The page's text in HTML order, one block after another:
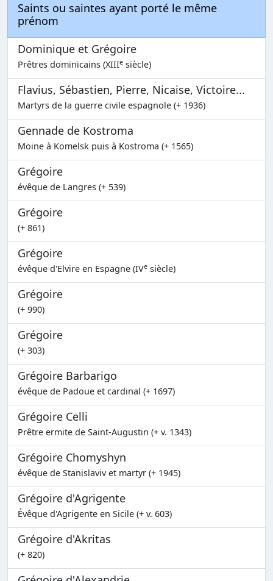
Saints ou saintes ayant porté le même
prénom
Dominique et Grégoire
Prêtres dominicains (XIIIe siècle)
Flavius, Sébastien, Pierre, Nicaise, Victoire...
Martyrs de la guerre civile espagnole (+ 1936)
Gennade de Kostroma
Moine à Komelsk puis à Kostroma (+ 1565)
Grégoire
évêque de Langres (+ 539)
Grégoire
(+ 861)
Grégoire
évêque d'Elvire en Espagne (IVe siècle)
Grégoire
(+ 990)
Grégoire
(+ 303)
Grégoire Barbarigo
évêque de Padoue et cardinal (+ 1697)
Grégoire Celli
Prêtre ermite de Saint-Augustin (+ v. 1343)
Grégoire Chomyshyn
évêque de Stanislaviv et martyr (+ 1945)
Grégoire d'Agrigente
Évêque d'Agrigente en Sicile (+ v. 603)
Grégoire d'Akritas
(+ 820)